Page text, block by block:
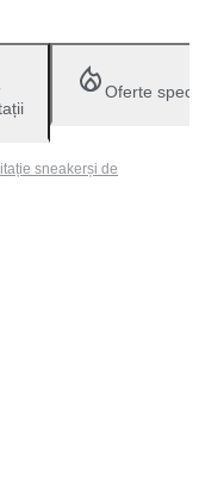
Oferte
sneakerși de